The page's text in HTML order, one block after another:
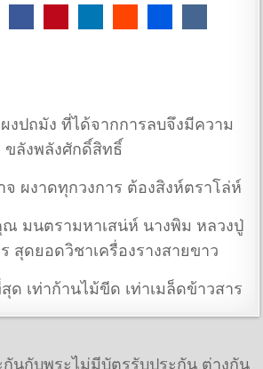
งปถมัง ที่ได้จากการลบจึงมีความ
ขลังพลังศักดิ์สิทธิ์
จ ผงาดทุกวงการ ต้องสิงห์ตราโล่ห์
มนตรามหาเสน่ห์ นางพิม หลวงปู่
สุดยอดวิชาเครื่องรางสายขาว
ด เท่าก้านไม้ขีด เท่าเมล็ดข้าวสาร
นกับพระไม่มีบัตรรับประกัน ต่างกัน